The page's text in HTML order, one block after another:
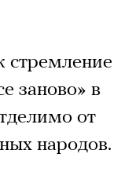
стремление
заново» в
от
народов.